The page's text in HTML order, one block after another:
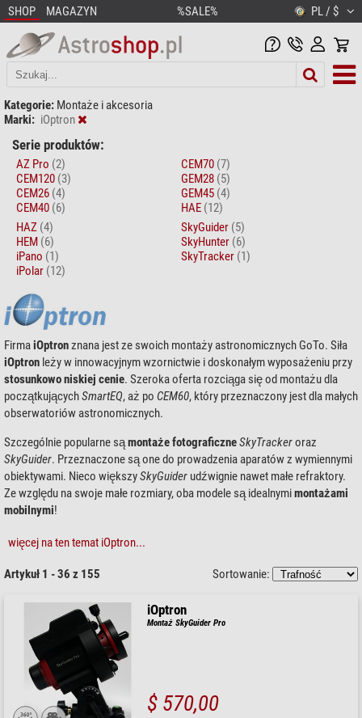
SHOP MAGAZYN %SALE% PL / $
Kategorie: Montaże i akcesoria
Marki: iOptron
Serie produktów:
AZ Pro (2)
CEM120 (3)
CEM26 (4)
CEM40 (6)
CEM70 (7)
GEM28 (5)
GEM45 (4)
HAE (12)
HAZ (4)
HEM (6)
iPano (1)
iPolar (12)
SkyGuider (5)
SkyHunter (6)
SkyTracker (1)
FirmaiOptronznana jest ze swoich montaży astronomicznych GoTo. Siła
iOptron leży w innowacyjnym wzornictwie i doskonałym wyposażeniu przy
stosunkowo niskiej cenie. Szeroka oferta rozciąga się od montażu dla
początkującychSmartEQ, aż po CEM60, który przeznaczony jest dla małych
obserwatoriów astronomicznych.
Szczególnie popularne sąmontaże fotograficzneSkyTrackeroraz
SkyGuider. Przeznaczone są one do prowadzenia aparatów z wymiennymi
obiektywami. Nieco większySkyGuider udźwignie nawet małe refraktory.
Ze względu na swoje małe rozmiary, oba modele są idealnymimontażami
mobilnymi!
więcej na ten temat iOptron...
Artykuł 1 - 36 z 155 Sortowanie:
iOptron
Montaż SkyGuider Pro
$ 570,00